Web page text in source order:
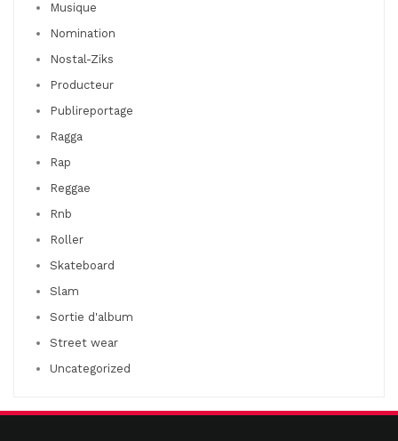
Musique
Nomination
Nostal-Ziks
Producteur
Publireportage
Ragga
Rap
Reggae
Rnb
Roller
Skateboard
Slam
Sortie d'album
Street wear
Uncategorized